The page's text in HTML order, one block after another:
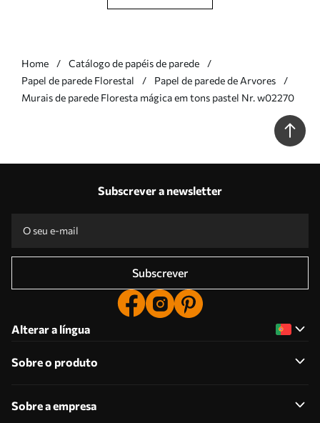
Home
Catálogo de papéis de parede
Papel de parede Florestal
Papel de parede de Arvores
Murais de parede Floresta mágica em tons pastel Nr. w02270
Subscrever a newsletter
Subscrever
Alterar a língua
Sobre o produto
Sobre a empresa